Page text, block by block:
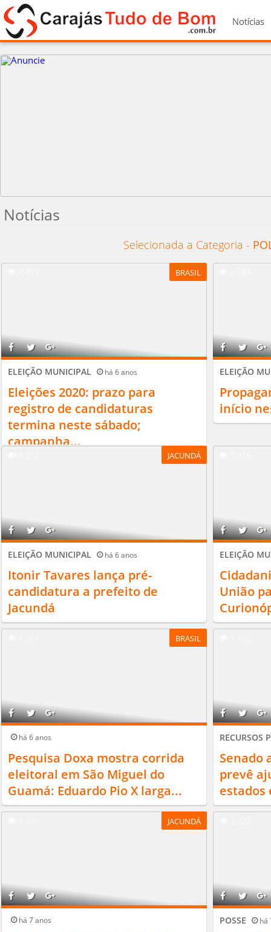
Notícias
Notícias
Selecionada a Categoria -
BRASIL
ELEIÇÃO MUNICIPAL há 6 anos
Eleições 2020: prazo para
registro de candidaturas
termina neste sábado;
campanha...
ELEIÇÃO
início
JACUNDÁ
ELEIÇÃO MUNICIPAL há 6 anos
Itonir Tavares lança pré-
candidatura a prefeito de
Jacundá
ELEIÇÃO
União
BRASIL
há 6 anos
Pesquisa Doxa mostra corrida
eleitoral em São Miguel do
Guamá: Eduardo Pio X larga...
RECURSOS
Senado
prevê
estados
JACUNDÁ
há 7 anos POSSE há